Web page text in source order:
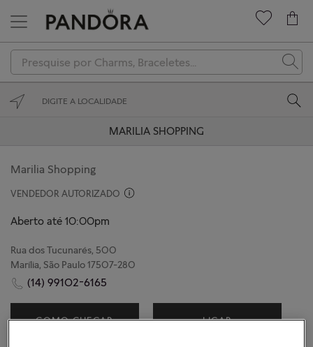
Novidades
Anéis
Presenteie
Localizar lojas
MARILIA SHOPPING
Marilia Shopping
VENDEDOR AUTORIZADO
Aberto até 10:00pm
Rua dos Tucunarés, 500
Marília, São Paulo 17507-280
(14) 99102-6165
COMO CHEGAR LIGAR